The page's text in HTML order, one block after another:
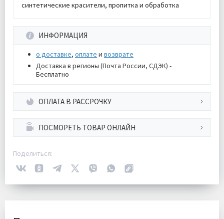
синтетические красители, пропитка и обработка
ИНФОРМАЦИЯ
о доставке, оплате и возврате
Доставка в регионы (Почта России, СДЭК) -
Бесплатно
ОПЛАТА В РАССРОЧКУ
ПОСМОРЕТЬ ТОВАР ОНЛАЙН
Поделиться: